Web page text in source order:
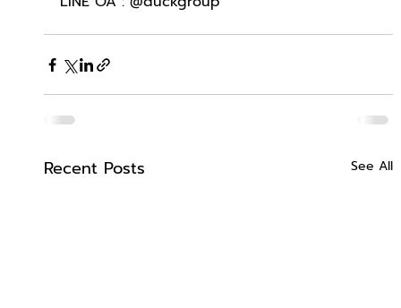
Recent Posts See All